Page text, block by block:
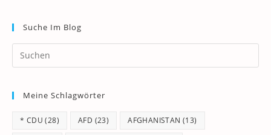
Suche Im Blog
Meine Schlagwörter
* CDU (28) AFD (23) AFGHANISTAN (13)